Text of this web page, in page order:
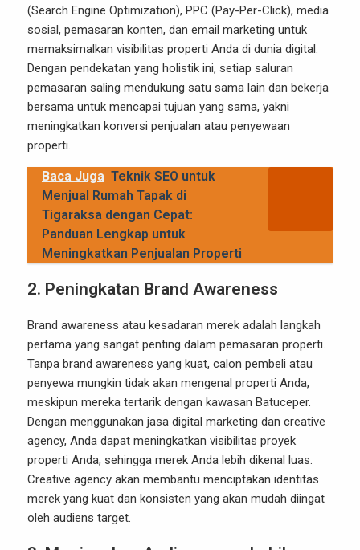
(Search Engine Optimization), PPC (Pay-Per-Click), media
sosial, pemasaran konten, dan email marketing untuk
memaksimalkan visibilitas properti Anda di dunia digital.
Dengan pendekatan yang holistik ini, setiap saluran
pemasaran saling mendukung satu sama lain dan bekerja
bersama untuk mencapai tujuan yang sama, yakni
meningkatkan konversi penjualan atau penyewaan
properti.
Baca Juga Teknik SEO untuk
Menjual Rumah Tapak di
Tigaraksa dengan Cepat:
Panduan Lengkap untuk
Meningkatkan Penjualan Properti
2. Peningkatan Brand Awareness
Brand awareness atau kesadaran merek adalah langkah
pertama yang sangat penting dalam pemasaran properti.
Tanpa brand awareness yang kuat, calon pembeli atau
penyewa mungkin tidak akan mengenal properti Anda,
meskipun mereka tertarik dengan kawasan Batuceper.
Dengan menggunakan jasa digital marketing dan creative
agency, Anda dapat meningkatkan visibilitas proyek
properti Anda, sehingga merek Anda lebih dikenal luas.
Creative agency akan membantu menciptakan identitas
merek yang kuat dan konsisten yang akan mudah diingat
oleh audiens target.